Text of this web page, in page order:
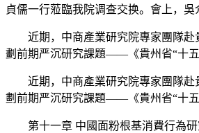
貞儒一行蒞臨我院调查交换。會上，吳
近期，中商產業研究院專家團隊赴
劃前期严沉研究課題——《貴州省“十五
近期，中商產業研究院專家團隊赴
劃前期严沉研究課題——《貴州省“十五
第十一章 中國面粉根基消費行為研